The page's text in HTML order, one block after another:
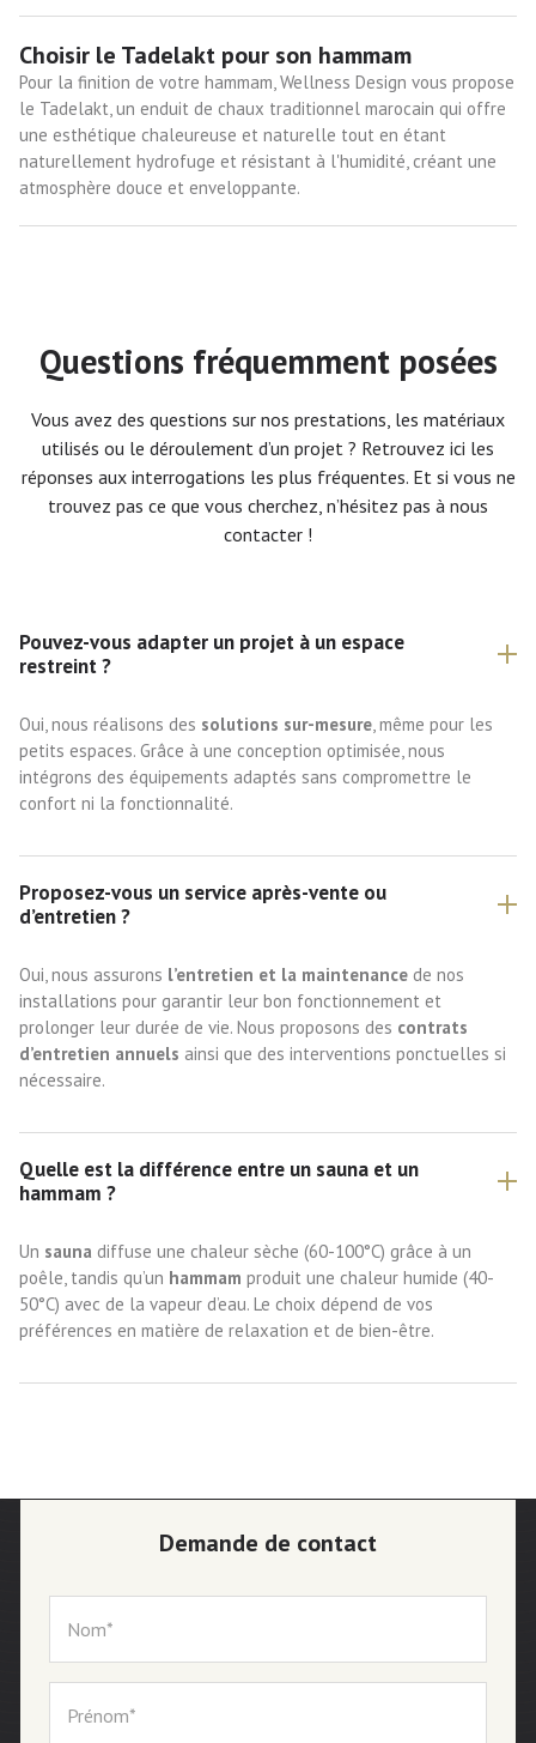
Choisir le Tadelakt pour son hammam
Pour la finition de votre hammam, Wellness Design vous propose
le Tadelakt, un enduit de chaux traditionnel marocain qui offre
une esthétique chaleureuse et naturelle tout en étant
naturellement hydrofuge et résistant à l'humidité, créant une
atmosphère douce et enveloppante.
Questions fréquemment posées
Vous avez des questions sur nos prestations, les matériaux
utilisés ou le déroulement d’un projet ? Retrouvez ici les
réponses aux interrogations les plus fréquentes. Et si vous ne
trouvez pas ce que vous cherchez, n’hésitez pas à nous
contacter !
Pouvez-vous adapter un projet à un espace
restreint ?
Oui, nous réalisons des solutions sur-mesure , même pour les
petits espaces. Grâce à une conception optimisée, nous
intégrons des équipements adaptés sans compromettre le
confort ni la fonctionnalité.
Proposez-vous un service après-vente ou
d’entretien ?
Oui, nous assurons l’entretien et la maintenance de nos
installations pour garantir leur bon fonctionnement et
prolonger leur durée de vie. Nous proposons des contrats
d’entretien annuels ainsi que des interventions ponctuelles si
nécessaire.
Quelle est la différence entre un sauna et un
hammam ?
Un sauna diffuse une chaleur sèche (60-100°C) grâce à un
poêle, tandis qu’un hammam produit une chaleur humide (40-
50°C) avec de la vapeur d’eau. Le choix dépend de vos
préférences en matière de relaxation et de bien-être.
Demande de contact